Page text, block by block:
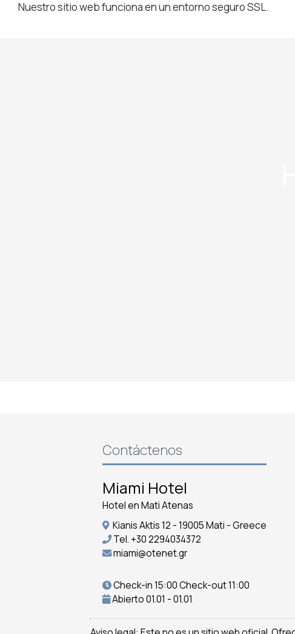
Nuestro sitio web funciona en un entorno seguro SSL.
Contáctenos
Miami Hotel
Hotel en Mati Atenas
Kianis Aktis 12 - 19005 Mati - Greece
Tel. +30 2294034372
miami@otenet.gr
Check-in 15:00 Check-out 11:00
Abierto 01.01 - 01.01